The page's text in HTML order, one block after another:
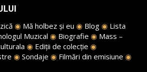
◉ Mă holbez și eu ◉ Blog ◉ Lista
Muzical ◉ Biografie ◉ Mass –
◉ Ediții de colecție ◉
◉ Sondaje ◉ Filmări din emisiune ◉